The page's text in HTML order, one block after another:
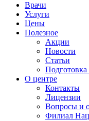
Врачи
Услуги
Цены
Полезное
Акции
Новости
Статьи
Подготовка
О центре
Контакты
Лицензии
Вопросы и
Филиал